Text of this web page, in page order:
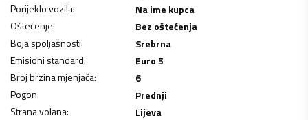
Porijeklo vozila:
Na ime kupca
Oštećenje:
Bez oštećenja
Boja spoljašnosti:
Srebrna
Emisioni standard:
Euro 5
Broj brzina mjenjača:
6
Pogon:
Prednji
Strana volana:
Lijeva